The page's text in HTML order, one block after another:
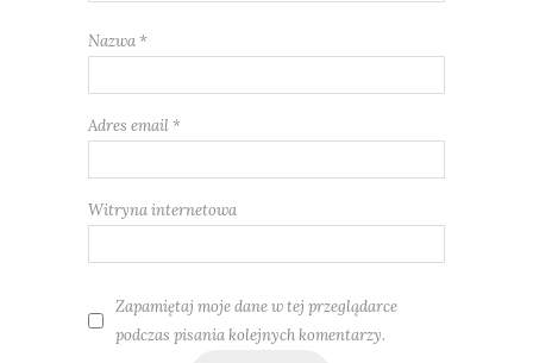
Nazwa *
Adres email *
Witryna internetowa
Zapamiętaj moje dane w tej przeglądarce
podczas pisania kolejnych komentarzy.